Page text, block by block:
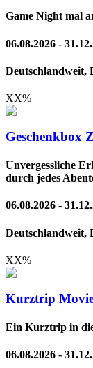
Game Night mal
06.08.2026 -
Deutschlandweit,
XX%
Geschenkbox
Unvergessliche
durch jedes
06.08.2026 -
Deutschlandweit,
XX%
Kurztrip
Ein Kurztrip in
06.08.2026 -